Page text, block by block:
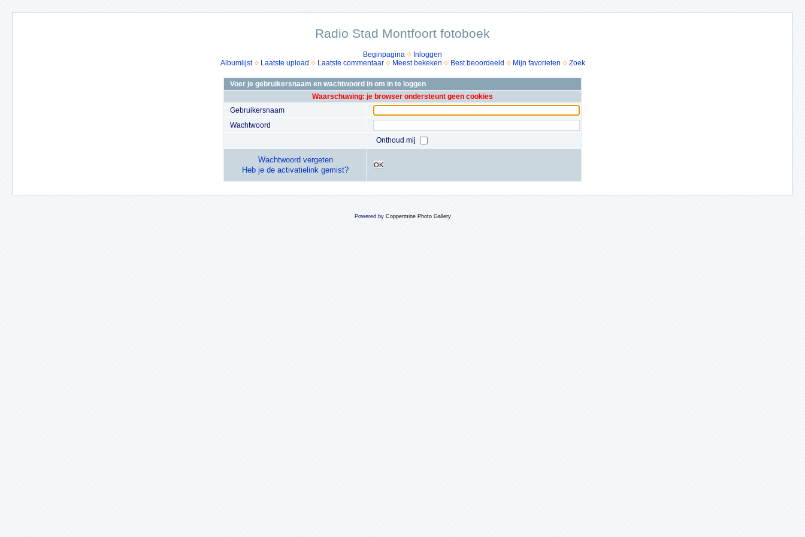
Radio Stad Montfoort fotoboek
Beginpagina
Inloggen
Albumlijst
Laatste upload Laatste commentaar Meest bekeken Best beoordeeld Mijn favorieten Zoek
Voer je gebruikersnaam en wachtwoord in om in te loggen
Waarschuwing: je browser ondersteunt geen cookies
Gebruikersnaam
Wachtwoord
Onthoud mij
Wachtwoord vergeten
Heb je de activatielink gemist?
OK
Powered by Coppermine Photo Gallery